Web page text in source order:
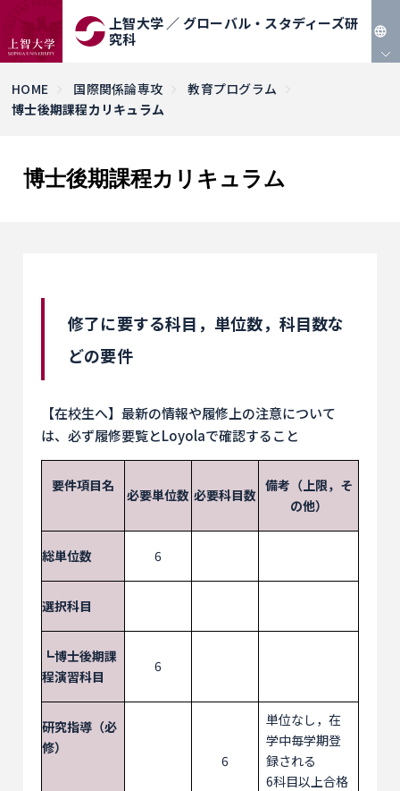
上智大学 ／ グローバル・スタディーズ研
究科
HOME 国際関係論専攻
教育プログラム
博士後期課程カリキュラム
博士後期課程カリキュラム
修了に要する科目，単位数，科目数な
どの要件
【在校生へ】最新の情報や履修上の注意について
は、必ず履修要覧とLoyolaで確認すること
要件項目名
必要単位数 必要科目数
備考（上限，そ
の他）
総単位数 6
選択科目
┗博士後期課
程演習科目
6
研究指導（必
修）
6
単位なし，在
学中毎学期登
録される
6科目以上合格